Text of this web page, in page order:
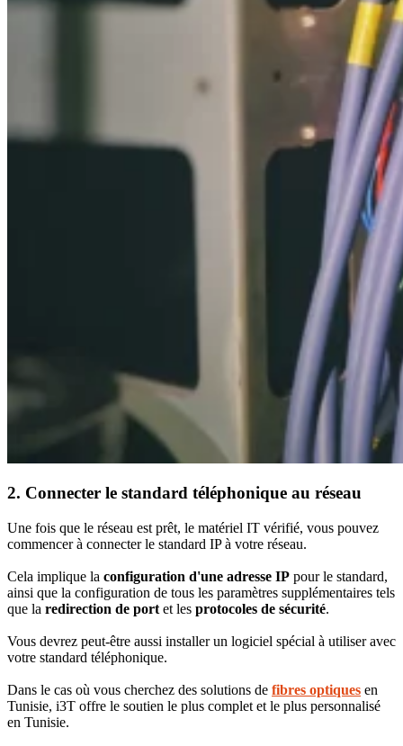
2. Connecter le standard téléphonique au réseau
Une fois que le réseau est prêt, le matériel IT vérifié, vous pouvez
commencer à connecter le standard IP à votre réseau.
Cela implique la configuration d'une adresse IP pour le standard,
ainsi que la configuration de tous les paramètres supplémentaires tels
que la redirection de port et les protocoles de sécurité.
Vous devrez peut-être aussi installer un logiciel spécial à utiliser avec
votre standard téléphonique.
Dans le cas où vous cherchez des solutions de fibres optiques en
Tunisie, i3T offre le soutien le plus complet et le plus personnalisé
en Tunisie.